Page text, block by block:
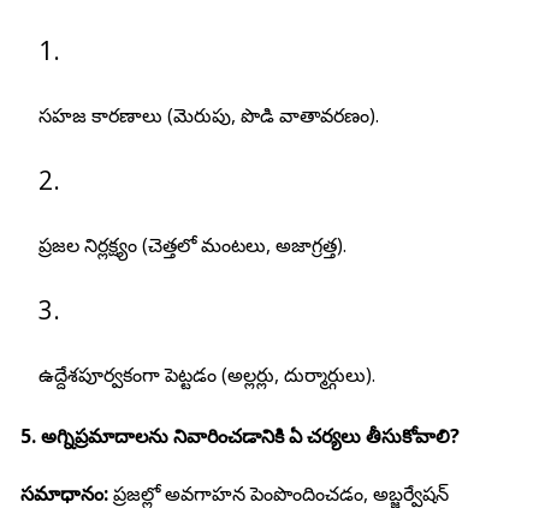
సహజ కారణాలు (మెరుపు, పొడి వాతావరణం).
ప్రజల నిర్లక్ష్యం (చెత్తలో మంటలు, అజాగ్రత్త).
ఉద్దేశపూర్వకంగా పెట్టడం (అల్లర్లు, దుర్మార్గులు).
5. అగ్నిప్రమాదాలను నివారించడానికి ఏ చర్యలు తీసుకోవాలి?
సమాధానం:ప్రజల్లో అవగాహన పెంపొందించడం, అబ్జర్వేషన్